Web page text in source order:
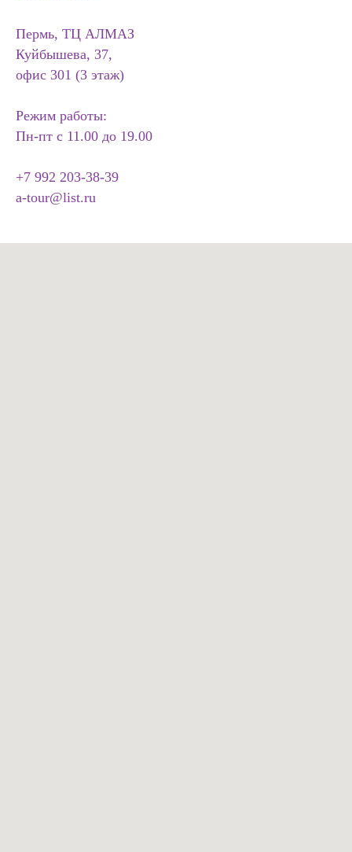
Пермь, ТЦ АЛМАЗ
Куйбышева, 37,
офис 301 (3 этаж)
Режим работы:
Пн-пт с 11.00 до 19.00
+7 992 203-38-39
a-tour@list.ru